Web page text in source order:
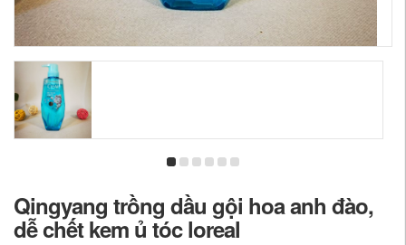
Qingyang trồng dầu gội hoa anh đào,
dễ chết kem ủ tóc loreal